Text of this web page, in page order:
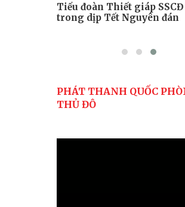
Tiểu đoàn Thiết giáp SSCĐ
trong dịp Tết Nguyên đán
PHÁT THANH QUỐC
THỦ ĐÔ